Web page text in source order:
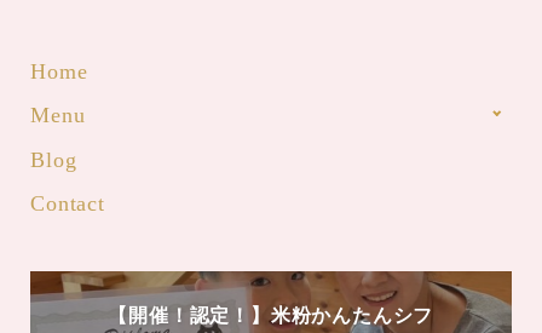
Home
Menu
Blog
Contact
【開催！認定！】米粉かんたんシフ